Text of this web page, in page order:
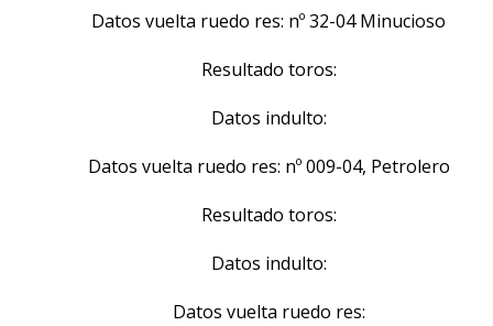
Datos vuelta ruedo res: nº 32-04 Minucioso
Resultado toros:
Datos indulto:
Datos vuelta ruedo res: nº 009-04, Petrolero
Resultado toros:
Datos indulto:
Datos vuelta ruedo res: